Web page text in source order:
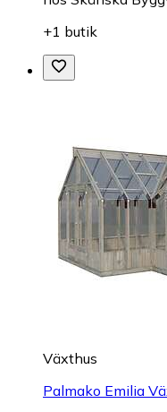
+1 butik
Växthus
Palmako Emilia